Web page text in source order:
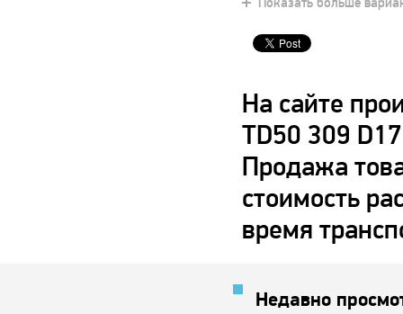
На сайте
TD50 309
Продажа
стоимость
время
Недавно